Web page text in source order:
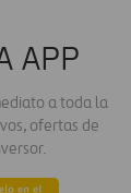
APP
a toda la
ofertas de